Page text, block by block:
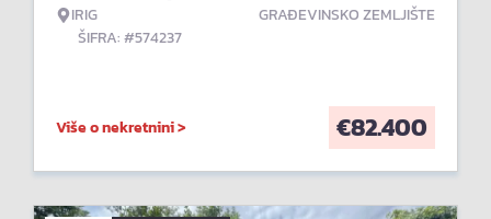
IRIG
ŠIFRA: #574237
GRAĐEVINSKO ZEMLJIŠTE
Više o nekretnini > €82.400